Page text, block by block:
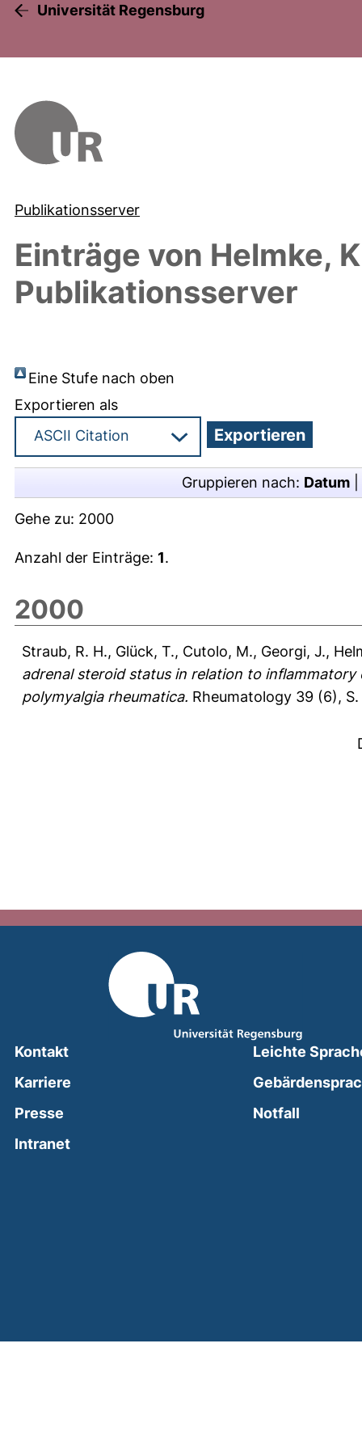
Universität Regensburg
Publikationsserver
Einträge von Helmke,
Publikationsserver
Eine Stufe nach oben
Exportieren als
Gruppieren nach: Datum
Gehe zu: 2000
Anzahl der Einträge: 1.
2000
Straub, R. H., Glück, T., Cutolo, M., Georgi, J.,
adrenal steroid status in relation to
polymyalgia rheumatica. Rheumatology 39 (6),
Kontakt
Karriere
Presse
Intranet(external link, opens in a new window)
Leichte
Notfall